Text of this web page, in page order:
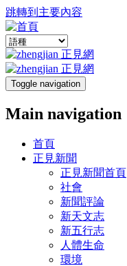
跳轉到主要內容
Toggle navigation
Main navigation
首頁
正見新聞
正見新聞首頁
社會
新聞評論
新天文志
新五行志
人體生命
環境